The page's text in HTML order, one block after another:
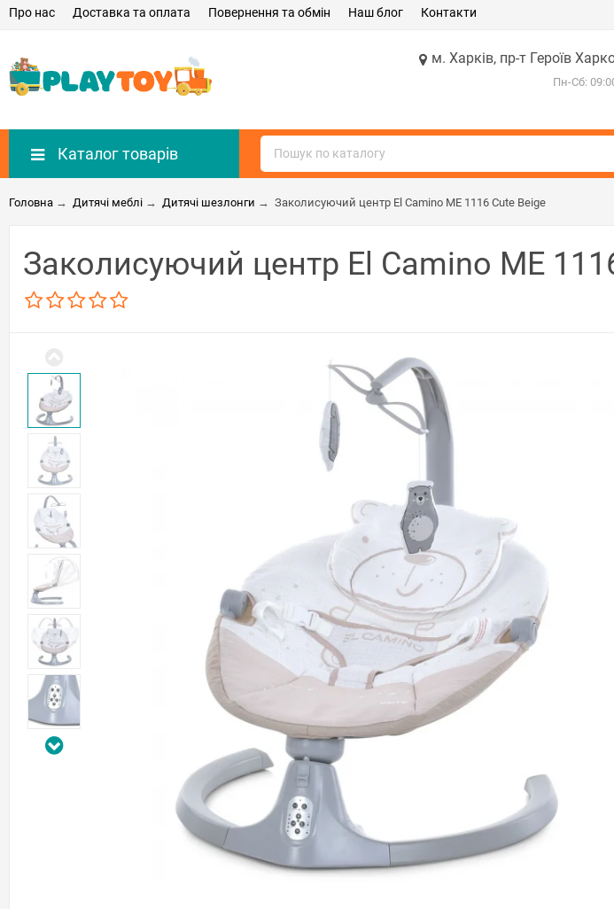
Про нас Доставка та оплата Повернення та обмін Наш блог Контакти
м. Харків, пр-т Героїв
Пн-Сб:
Каталог товарів
Головна → Дитячі меблі → Дитячі шезлонги → Заколисуючий центр El Camino ME 1116 Cute Beige
Заколисуючий центр El Camino ME